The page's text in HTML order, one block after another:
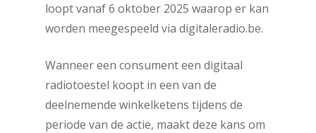
loopt vanaf 6 oktober 2025 waarop er kan
worden meegespeeld via digitaleradio.be.
Wanneer een consument een digitaal
radiotoestel koopt in een van de
deelnemende winkelketens tijdens de
periode van de actie, maakt deze kans om